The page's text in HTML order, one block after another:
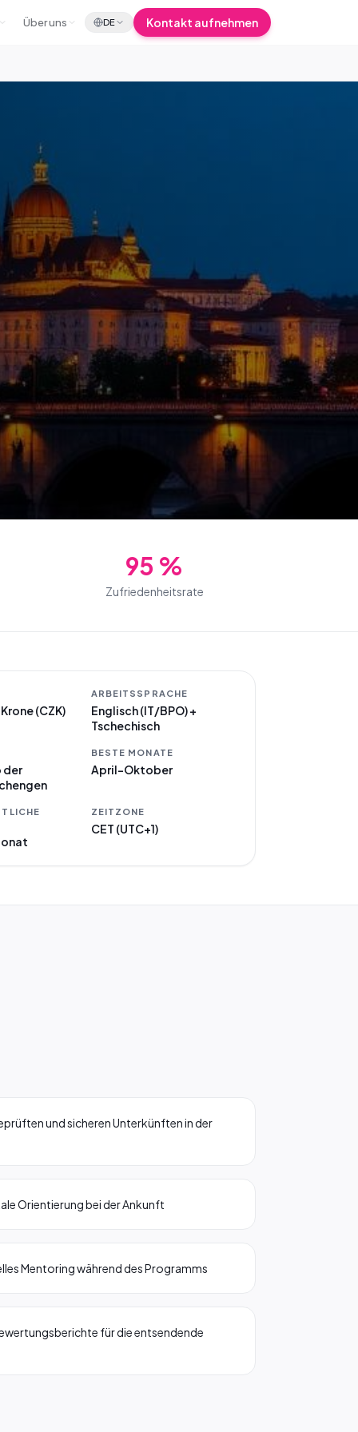
Über uns DE Kontakt aufnehmen
95 %
Zufriedenheitsrate
(CZK)
ARBEITSSPRACHE
Englisch (IT/BPO) +
Tschechisch
der
BESTE MONATE
April–Oktober
ZEITZONE
CET (UTC+1)
und sicheren Unterkünften in der
Orientierung bei der Ankunft
Mentoring während des Programms
für die entsendende